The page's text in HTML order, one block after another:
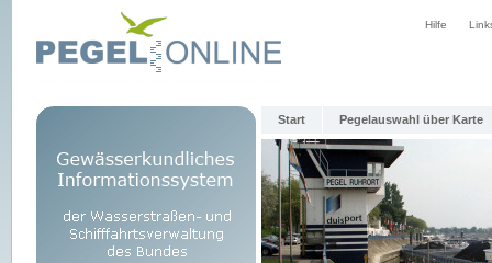
Hilfe
Start Pegelauswahl über Karte